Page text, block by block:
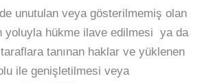
veya gösterilmemiş olan
yoluyla hükme ilave edilmesi ya da
tanınan haklar ve yüklenen
ile genişletilmesi veya